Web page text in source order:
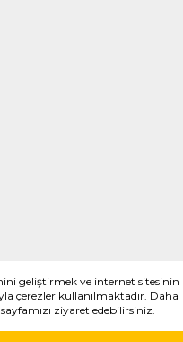
geliştirmek ve internet sitesinin
çerezler kullanılmaktadır. Daha
sayfamızı ziyaret edebilirsiniz.